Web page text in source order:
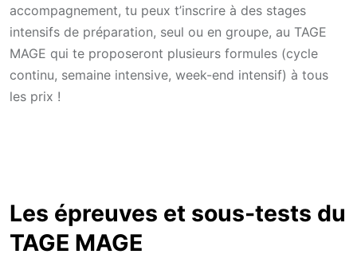
accompagnement, tu peux t’inscrire à des stages
intensifs de préparation, seul ou en groupe, au TAGE
MAGE qui te proposeront plusieurs formules (cycle
continu, semaine intensive, week-end intensif) à tous
les prix !
Les épreuves et sous-tests du
TAGE MAGE